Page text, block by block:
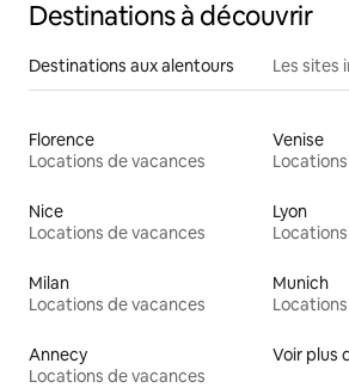
Destinations à découvrir
Destinations aux alentours Les sites
Florence
Locations de vacances
Venise
Nice
Locations de vacances
Lyon
Milan
Locations de vacances
Munich
Annecy
Locations de vacances
Voir plus